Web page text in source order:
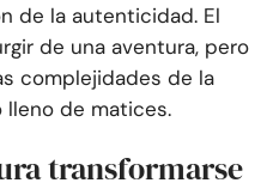
de la autenticidad. El
de una aventura, pero
complejidades de la
lleno de matices.
transformarse